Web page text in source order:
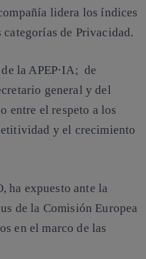
lidera los índices
de Privacidad.
la APEP·IA; de
general y del
entre el respeto a los
y el crecimiento
ha expuesto ante la
de la Comisión Europea
en el marco de las